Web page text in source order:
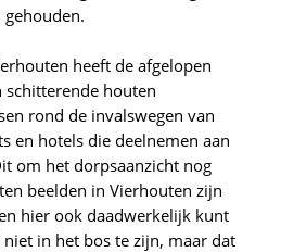
heeft de afgelopen
schitterende houten
rond de invalswegen van
en hotels die deelnemen aan
om het dorpsaanzicht nog
beelden in Vierhouten zijn
hier ook daadwerkelijk kunt
in het bos te zijn, maar dat